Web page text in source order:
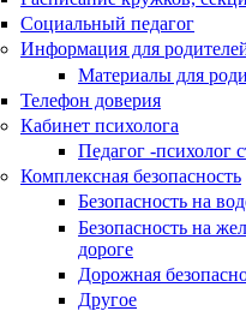
Социальный педагог
Информация для
Материалы для
Телефон доверия
Кабинет психолога
Педагог -психолог
Комплексная безопасность
Безопасность на
Безопасность на
дороге
Дорожная
Другое